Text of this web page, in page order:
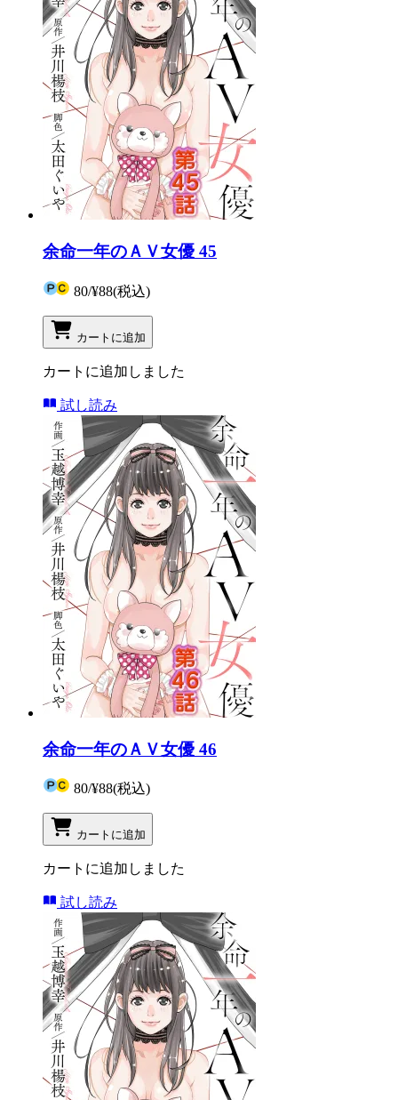
余命一年のＡＶ女優 45
80/¥88(税込)
カートに追加
カートに追加しました
試し読み
余命一年のＡＶ女優 46
80/¥88(税込)
カートに追加
カートに追加しました
試し読み